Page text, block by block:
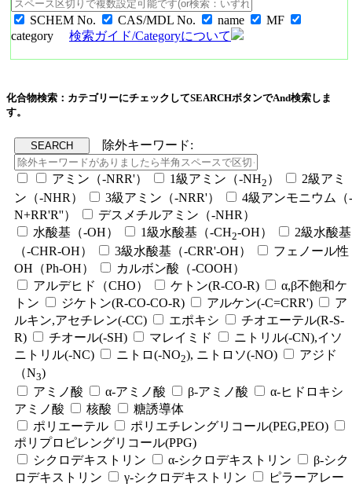
SCHEM No. CAS/MDL No. name
MF
category
検索ガイド/Categoryについて
化合物検索：カテゴリーにチェックしてSEARCHボタンでAnd検索しま
す。
除外キーワード:
アミン（-NRR'） 1級アミン（-NH2 ）
2級アミ
ン（-NHR）
3級アミン（-NRR'）
4級アンモニウム（-
N+RR'R''）
デスメチルアミン（-NHR）
水酸基（-OH）
1級水酸基（-CH2-OH）
2級水酸基
（-CHR-OH）
3級水酸基（-CRR'-OH）
フェノール性
OH（Ph-OH）
カルボン酸（-COOH）
アルデヒド（CHO）
ケトン(R-CO-R)
α,β不飽和ケ
トン
ジケトン(R-CO-CO-R) アルケン(-C=CRR')
ア
ルキン,アセチレン(-CC)
エポキシ
チオエーテル(R-S-
R)
チオール(-SH) マレイミド
ニトリル(-CN),イソ
ニトリル(-NC)
ニトロ(-NO2), ニトロソ(-NO)
アジド
（N3)
アミノ酸
α-アミノ酸 β-アミノ酸
α-ヒドロキシ
アミノ酸
核酸
糖誘導体
ポリエーテル
ポリエチレングリコール(PEG,PEO)
ポリプロピレングリコール(PPG)
シクロデキストリン
α-シクロデキストリン
β-シク
ロデキストリン
γ-シクロデキストリン ピラーアレー